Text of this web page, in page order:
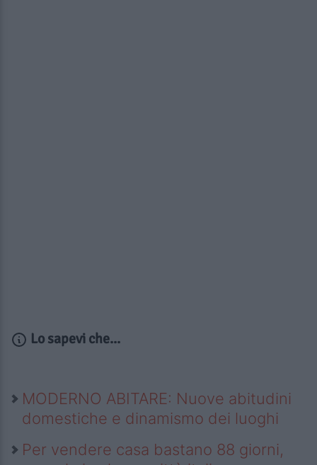
Lo sapevi che...
MODERNO ABITARE: Nuove abitudini
domestiche e dinamismo dei luoghi
Per vendere casa bastano 88 giorni,